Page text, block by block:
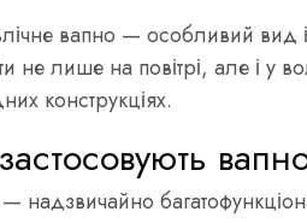
вапно — особливий вид
не лише на повітрі, але і у
конструкціях.
надзвичайно